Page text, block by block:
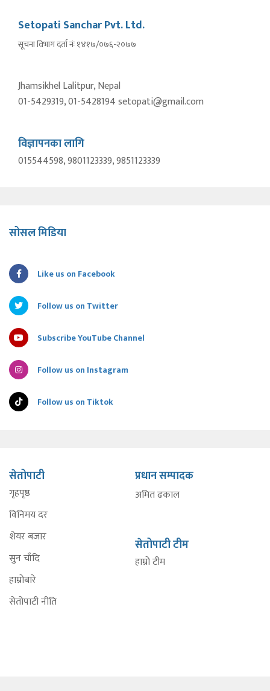
Setopati Sanchar Pvt. Ltd.
सूचना विभाग दर्ता नंः १४१७/०७६-२०७७
Jhamsikhel Lalitpur, Nepal
01-5429319, 01-5428194 setopati@gmail.com
विज्ञापनका लागि
015544598, 9801123339, 9851123339
सोसल मिडिया
Like us on Facebook
Follow us on Twitter
Subscribe YouTube Channel
Follow us on Instagram
Follow us on Tiktok
सेतोपाटी
गृहपृष्ठ
विनिमय दर
शेयर बजार
सुन चाँदि
हाम्रोबारे
सेतोपाटी नीति
प्रधान सम्पादक
अमित ढकाल
सेतोपाटी टीम
हाम्रो टीम